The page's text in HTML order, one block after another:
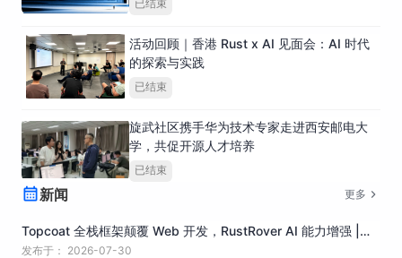
已结束
活动回顾｜香港 Rust x AI 见面会：AI 时代
的探索与实践
已结束
旋武社区携手华为技术专家走进西安邮电大
学，共促开源人才培养
已结束
新闻 更多
Topcoat 全栈框架颠覆 Web 开发，RustRover AI 能力增强 |
Rust 一周要闻 | 全球 Rust 生态周讯（2026.07.20 -
发布于： 2026-07-30